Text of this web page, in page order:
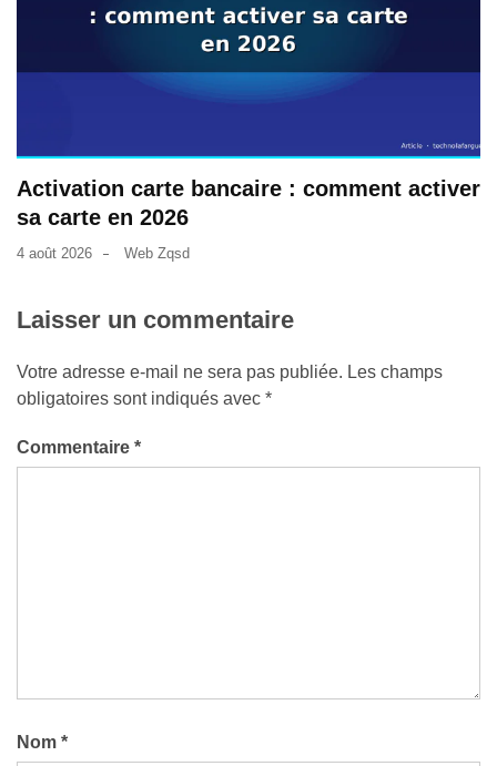
Activation carte bancaire : comment activer
sa carte en 2026
4 août 2026 Web Zqsd
Laisser un commentaire
Votre adresse e-mail ne sera pas publiée. Les champs
obligatoires sont indiqués avec *
Commentaire *
Nom *